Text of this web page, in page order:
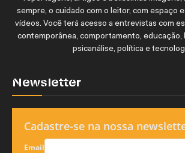
sempre, o cuidado com o leitor, com espaço
vídeos. Você terá acesso a entrevistas com
contemporânea, comportamento, educação,
psicanálise, política e
Newsletter
Cadastre-se na nossa
Email